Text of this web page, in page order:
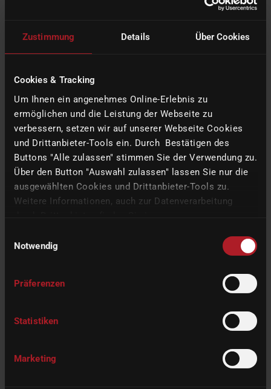
Zustimmung Details Über Cookies
Cookies & Tracking
Um Ihnen ein angenehmes Online-Erlebnis zu
ermöglichen und die Leistung der Webseite zu
verbessern, setzen wir auf unserer Webseite Cookies
und Drittanbieter-Tools ein. Durch Bestätigen des
Buttons "Alle zulassen" stimmen Sie der Verwendung zu.
Über den Button "Auswahl zulassen" lassen Sie nur die
ausgewählten Cookies und Drittanbieter-Tools zu.
Weitere Informationen, auch zur Datenverarbeitung
Notwendig
Präferenzen
Statistiken
Marketing
Nachricht
Datenschutzerklärung
Beantwortung meiner Anfrage elektronisch erhoben und
jederzeit für die Zukunft per E-Mail an
BEWERBUNG ABSENDEN